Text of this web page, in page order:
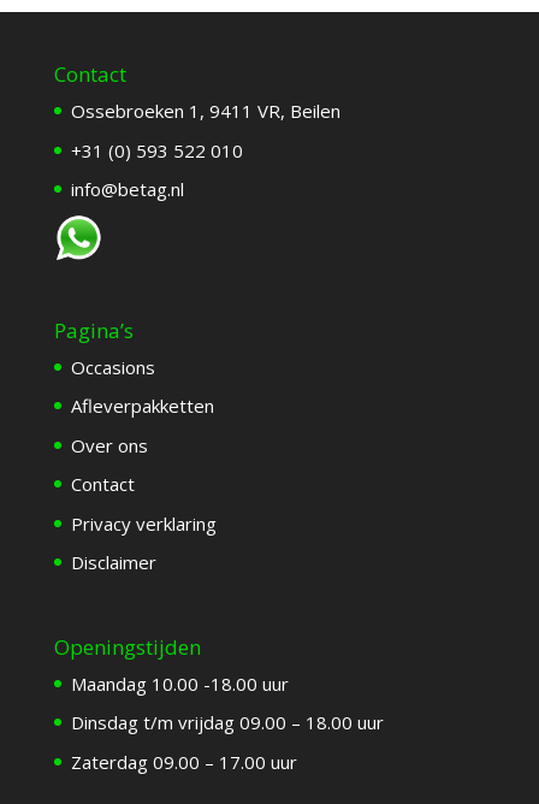
Contact
Ossebroeken 1, 9411 VR, Beilen
+31 (0) 593 522 010
info@betag.nl
Pagina’s
Occasions
Afleverpakketten
Over ons
Contact
Privacy verklaring
Disclaimer
Openingstijden
Maandag 10.00 -18.00 uur
Dinsdag t/m vrijdag 09.00 – 18.00 uur
Zaterdag 09.00 – 17.00 uur